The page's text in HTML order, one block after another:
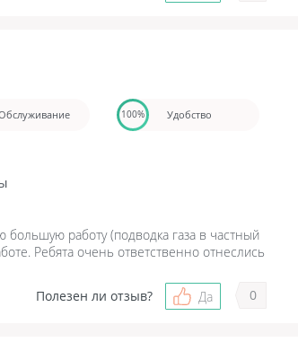
100% Удобство
большую работу (подводка газа в частный
Ребята очень ответственно отнеслись
Полезен ли отзыв?
Да 0